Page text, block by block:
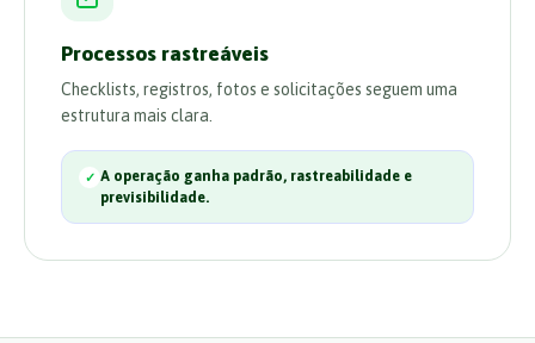
Processos rastreáveis
Checklists, registros, fotos e solicitações seguem uma
estrutura mais clara.
A operação ganha padrão, rastreabilidade e
previsibilidade.